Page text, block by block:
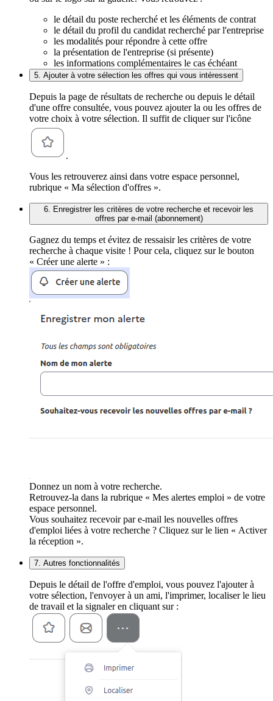
le détail du poste recherché et les éléments de contrat
le détail du profil du candidat recherché par l'entreprise
les modalités pour répondre à cette offre
la présentation de l'entreprise (si présente)
les informations complémentaires le cas échéant
5. Ajouter à votre sélection les offres qui vous intéressent
Depuis la page de résultats de recherche ou depuis le détail
d'une offre consultée, vous pouvez ajouter la ou les offres de
votre choix à votre sélection. Il suffit de cliquer sur l'icône
.
Vous les retrouverez ainsi dans votre espace personnel,
rubrique « Ma sélection d'offres ».
6. Enregistrer les critères de votre recherche et recevoir les
offres par e-mail (abonnement)
Gagnez du temps et évitez de ressaisir les critères de votre
recherche à chaque visite ! Pour cela, cliquez sur le bouton
« Créer une alerte » :
Donnez un nom à votre recherche.
Retrouvez-la dans la rubrique « Mes alertes emploi » de votre
espace personnel.
Vous souhaitez recevoir par e-mail les nouvelles offres
d'emploi liées à votre recherche ? Cliquez sur le lien « Activer
la réception ».
7. Autres fonctionnalités
Depuis le détail de l'offre d'emploi, vous pouvez l'ajouter à
votre sélection, l'envoyer à un ami, l'imprimer, localiser le lieu
de travail et la signaler en cliquant sur :